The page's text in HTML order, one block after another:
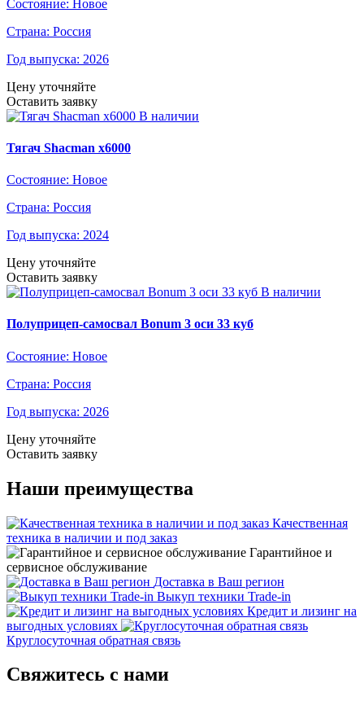
Состояние: Новое
Страна: Россия
Год выпуска: 2026
Цену уточняйте
Оставить заявку
В наличии
Тягач Shacman x6000
Состояние: Новое
Страна: Россия
Год выпуска: 2024
Цену уточняйте
Оставить заявку
В наличии
Полуприцеп-самосвал Bonum 3 оси 33 куб
Состояние: Новое
Страна: Россия
Год выпуска: 2026
Цену уточняйте
Оставить заявку
Наши преимущества
Качественная
техника в наличии и под заказ
Гарантийное и
сервисное обслуживание
Доставка в Ваш регион
Выкуп техники Trade-in
Кредит и лизинг на
выгодных условиях
Круглосуточная обратная связь
Свяжитесь с нами